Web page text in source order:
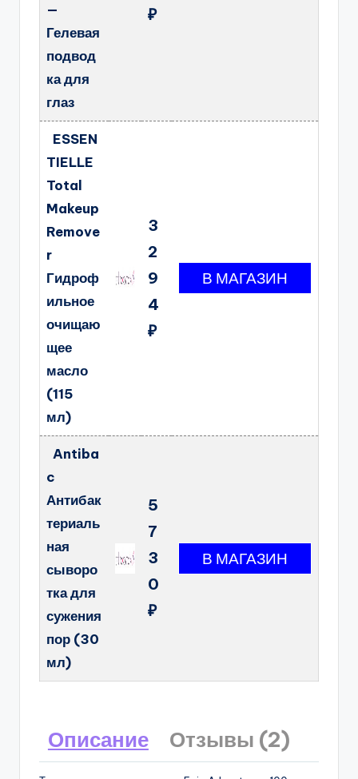
—
Гелевая
подвод
ка для
глаз
₽
ESSEN
TIELLE
Total
Makeup
Remove
r
Гидроф
ильное
очищаю
щее
масло
(115
мл)
3
2
9
4
₽
Antiba
c
Антибак
териаль
ная
сыворо
тка для
сужения
пор (30
мл)
5
7
3
0
₽
Описание Отзывы (2)